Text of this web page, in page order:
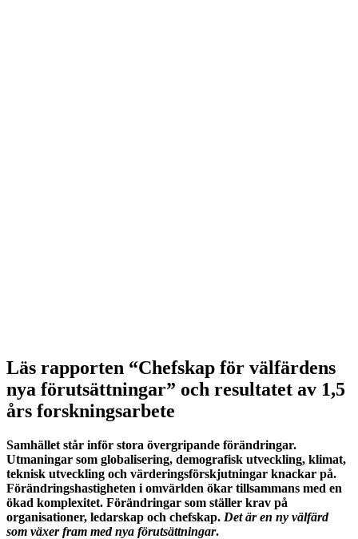
Läs rapporten “Chefskap för välfärdens
nya förutsättningar” och resultatet av 1,5
års forskningsarbete
Samhället står inför stora övergripande förändringar.
Utmaningar som globalisering, demografisk utveckling, klimat,
teknisk utveckling och värderingsförskjutningar knackar på.
Förändringshastigheten i omvärlden ökar tillsammans med en
ökad komplexitet. Förändringar som ställer krav på
organisationer, ledarskap och chefskap. Det är en ny välfärd
som växer fram med nya förutsättningar.